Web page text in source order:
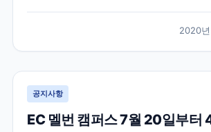
2020
공지사항
EC 멜번 캠퍼스 7월 20일부터